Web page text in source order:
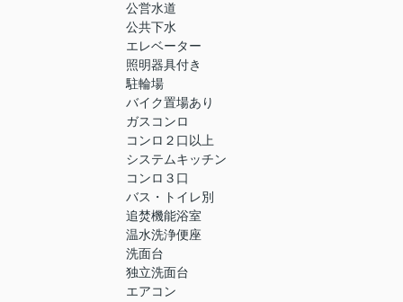
公営水道
公共下水
エレベーター
照明器具付き
駐輪場
バイク置場あり
ガスコンロ
コンロ２口以上
システムキッチン
コンロ３口
バス・トイレ別
追焚機能浴室
温水洗浄便座
洗面台
独立洗面台
エアコン